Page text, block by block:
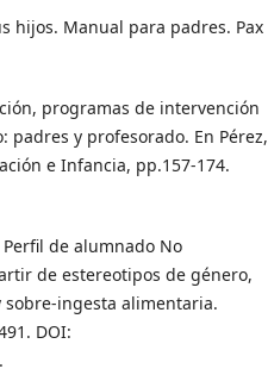
hijos. Manual para padres. Pax
programas de intervención
y profesorado. En Pérez,
e Infancia, pp.157-174.
Perfil de alumnado No
de estereotipos de género,
sobre-ingesta alimentaria.
DOI:
.